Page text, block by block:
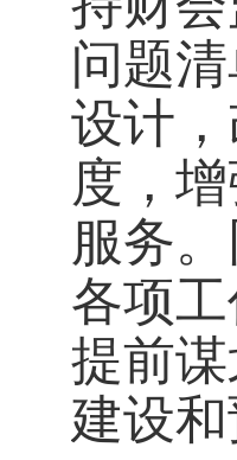
问题
设计
度，
服务
各项
提前
建设